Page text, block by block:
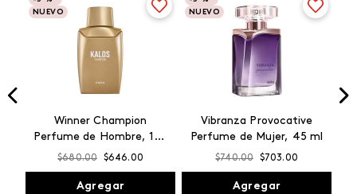
NUEVO
Winner Champion
Perfume de Hombre, 100
ml
$680.00 $646.00
Agregar
NUEVO
Vibranza Provocative
Perfume de Mujer, 45 ml
$740.00 $703.00
Agregar